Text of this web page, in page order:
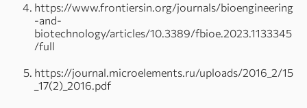
https://www.frontiersin.org/journals/bioengineering
-and-
biotechnology/articles/10.3389/fbioe.2023.1133345
/full
https://journal.microelements.ru/uploads/2016_2/15
_17(2)_2016.pdf